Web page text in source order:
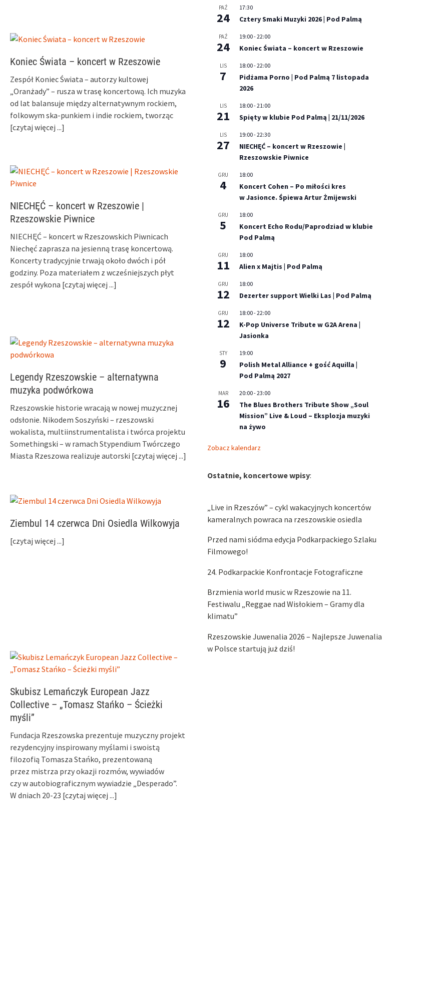
Koniec Świata – koncert w Rzeszowie
Zespół Koniec Świata – autorzy kultowej
„Oranżady” – rusza w trasę koncertową. Ich muzyka
od lat balansuje między alternatywnym rockiem,
folkowym ska-punkiem i indie rockiem, tworząc
[czytaj więcej ...]
NIECHĘĆ – koncert w Rzeszowie |
Rzeszowskie Piwnice
NIECHĘĆ – koncert w Rzeszowskich Piwnicach
Niechęć zaprasza na jesienną trasę koncertową.
Koncerty tradycyjnie trwają około dwóch i pół
godziny. Poza materiałem z wcześniejszych płyt
zespół wykona [czytaj więcej ...]
Legendy Rzeszowskie – alternatywna
muzyka podwórkowa
Rzeszowskie historie wracają w nowej muzycznej
odsłonie. Nikodem Soszyński – rzeszowski
wokalista, multiinstrumentalista i twórca projektu
Somethingski – w ramach Stypendium Twórczego
Miasta Rzeszowa realizuje autorski [czytaj więcej ...]
Ziembul 14 czerwca Dni Osiedla Wilkowyja
[czytaj więcej ...]
Skubisz Lemańczyk European Jazz
Collective – „Tomasz Stańko – Ścieżki
myśli”
Fundacja Rzeszowska prezentuje muzyczny projekt
rezydencyjny inspirowany myślami i swoistą
filozofią Tomasza Stańko, prezentowaną
przez mistrza przy okazji rozmów, wywiadów
czy w autobiograficznym wywiadzie „Desperado”.
W dniach 20-23 [czytaj więcej ...]
PAŹ
24
17:30
Cztery Smaki Muzyki 2026 | Pod Palmą
PAŹ
24
19:00-22:00
Koniec Świata – koncert w Rzeszowie
LIS
7
18:00-22:00
Pidżama Porno | Pod Palmą 7 listopada
2026
LIS
21
18:00-21:00
Spięty w klubie Pod Palmą | 21/11/2026
LIS
27
19:00-22:30
NIECHĘĆ – koncert w Rzeszowie |
Rzeszowskie Piwnice
GRU
4
18:00
Koncert Cohen – Po miłości kres
w Jasionce. Śpiewa Artur Żmijewski
GRU
5
18:00
Koncert Echo Rodu/Paprodziad w klubie
Pod Palmą
GRU
11
18:00
Alien x Majtis | Pod Palmą
GRU
12
18:00
Dezerter support Wielki Las | Pod Palmą
GRU
12
18:00-22:00
K-Pop Universe Tribute w G2A Arena |
Jasionka
STY
9
19:00
Polish Metal Alliance + gość Aquilla |
Pod Palmą 2027
MAR
16
20:00-23:00
The Blues Brothers Tribute Show „Soul
Mission” Live & Loud – Eksplozja muzyki
na żywo
Zobacz kalendarz
Ostatnie, koncertowe wpisy:
„Live in Rzeszów” – cykl wakacyjnych koncertów
kameralnych powraca na rzeszowskie osiedla
Przed nami siódma edycja Podkarpackiego Szlaku
Filmowego!
24. Podkarpackie Konfrontacje Fotograficzne
Brzmienia world music w Rzeszowie na 11.
Festiwalu „Reggae nad Wisłokiem – Gramy dla
klimatu”
Rzeszowskie Juwenalia 2026 – Najlepsze Juwenalia
w Polsce startują już dziś!